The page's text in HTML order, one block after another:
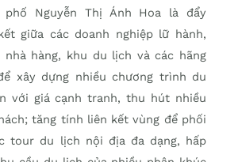
Nguyễn Thị Ánh Hoa là đẩy
giữa các doanh nghiệp lữ hành,
nhà hàng, khu du lịch và các hãng
xây dựng nhiều chương trình du
với giá cạnh tranh, thu hút nhiều
tăng tính liên kết vùng để phối
tour du lịch nội địa đa dạng, hấp